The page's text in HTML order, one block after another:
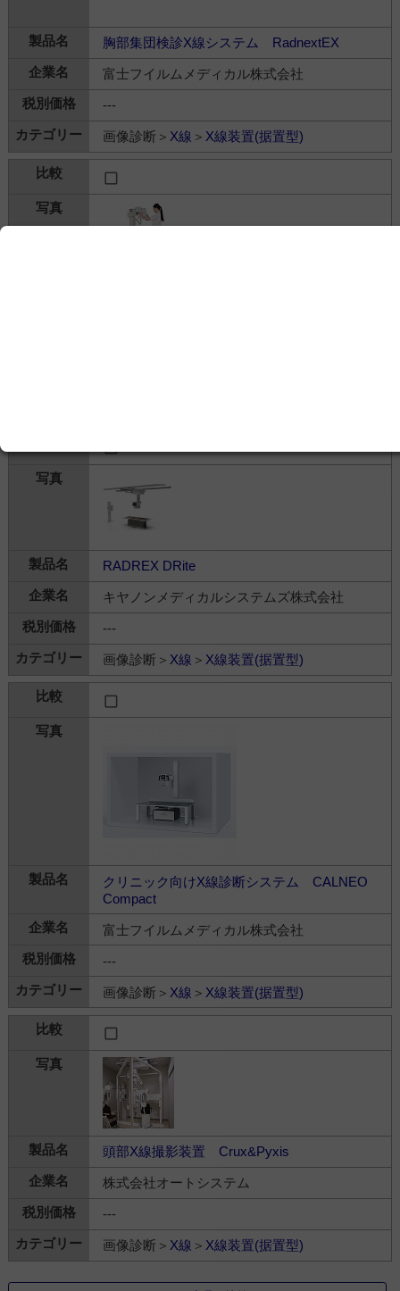
胸部集団検診X線システム RadnextEX
富士フイルムメディカル株式会社
---
画像診断＞ X線 ＞ X線装置(据置型)
RADREX DRite
キヤノンメディカルシステムズ株式会社
---
画像診断＞ X線 ＞ X線装置(据置型)
クリニック向けX線診断システム CALNEO
Compact
富士フイルムメディカル株式会社
---
画像診断＞ X線 ＞ X線装置(据置型)
頭部X線撮影装置 Crux&Pyxis
株式会社オートシステム
---
画像診断＞ X線 ＞ X線装置(据置型)